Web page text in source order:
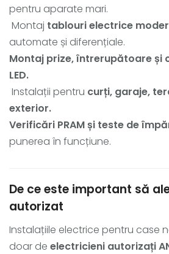
pentru aparate mari.
Montaj tablouri electrice
automate și diferențiale.
Montaj prize, întrerupătoare și
LED.
Instalații pentru curți, garaje,
exterior.
Verificări PRAM și teste de
punerea în funcțiune.
De ce este important să
autorizat
Instalațiile electrice pentru case
doar de electricieni autorizați